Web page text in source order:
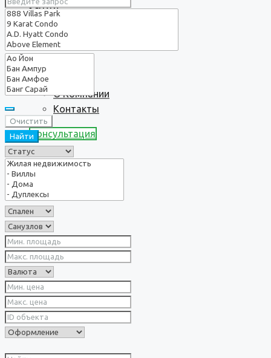
Услуги
О нас
О Компании
Контакты
Консультация
Очистить
Найти